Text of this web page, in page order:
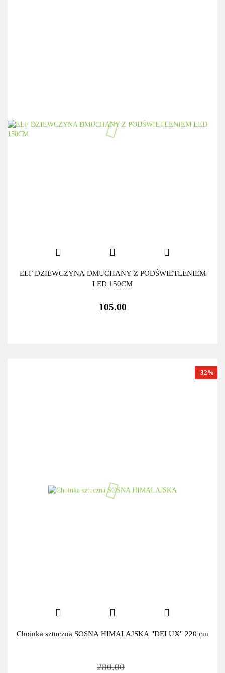
ELF DZIEWCZYNA DMUCHANY Z PODŚWIETLENIEM
LED 150CM
105.00
Choinka sztuczna SOSNA HIMALAJSKA "DELUX" 220 cm
280.00
-32%